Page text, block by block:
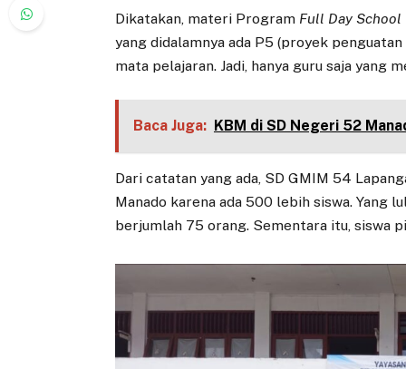
Dikatakan, materi Program Full Day School
yang didalamnya ada P5 (proyek
mata pelajaran. Jadi, hanya guru saja yang
Baca Juga: KBM di SD Negeri 52
Dari catatan yang ada, SD GMIM 54
Manado karena ada 500 lebih siswa. Yang
berjumlah 75 orang. Sementara itu, siswa